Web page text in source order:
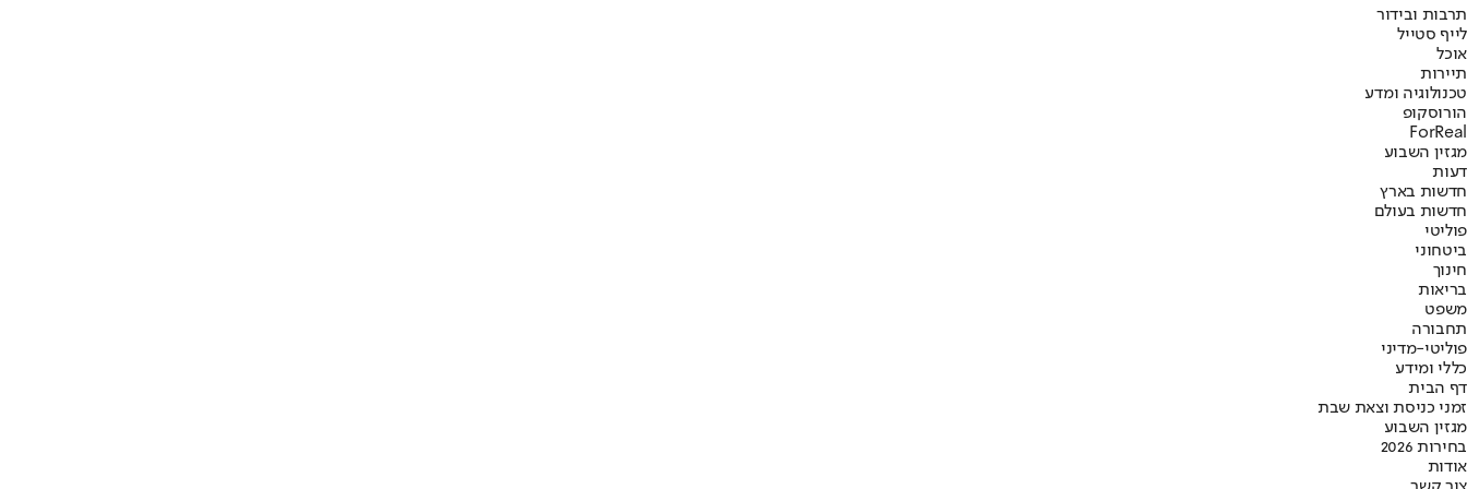
תרבות ובידור
לייף סטייל
אוכל
תיירות
טכנולוגיה ומדע
הורוסקופ
ForReal
מגזין השבוע
דעות
חדשות בארץ
חדשות בעולם
פוליטי
ביטחוני
חינוך
בריאות
משפט
תחבורה
פוליטי-מדיני
כללי ומידע
דף הבית
זמני כניסת וצאת שבת
מגזין השבוע
בחירות 2026
אודות